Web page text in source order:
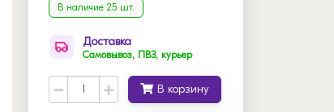
В наличие 25 шт.
Доставка
Самовывоз, ПВЗ, курьер
В корзину